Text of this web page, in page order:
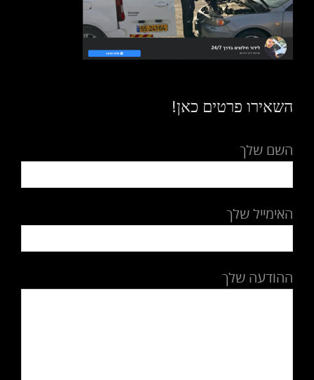
השאירו פרטים כאן!
השם שלך
האימייל שלך
ההודעה שלך